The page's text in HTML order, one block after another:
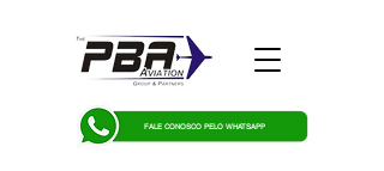
FALE CONOSCO PELO WHATSAPP